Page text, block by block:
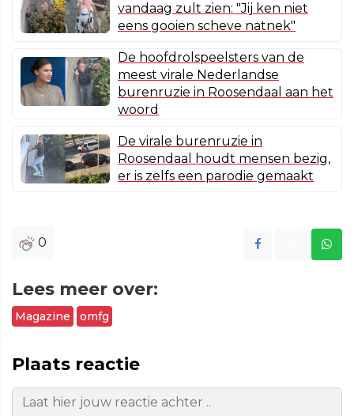
vandaag zult zien: "Jij ken niet
eens gooien scheve natnek"
De hoofdrolspeelsters van de
meest virale Nederlandse
burenruzie in Roosendaal aan het
woord
De virale burenruzie in
Roosendaal houdt mensen bezig,
er is zelfs een parodie gemaakt
0
Lees meer over:
Magazine omfg
Plaats reactie